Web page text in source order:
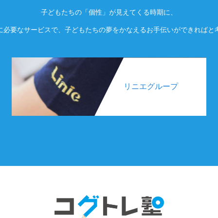
子どもたちの「個性」が見えてくる時期に、
必要なサービスで、子どもたちの夢をかなえるお手伝いができればと
リニエグループ